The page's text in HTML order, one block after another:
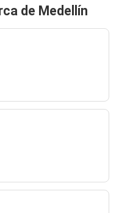
de Medellín